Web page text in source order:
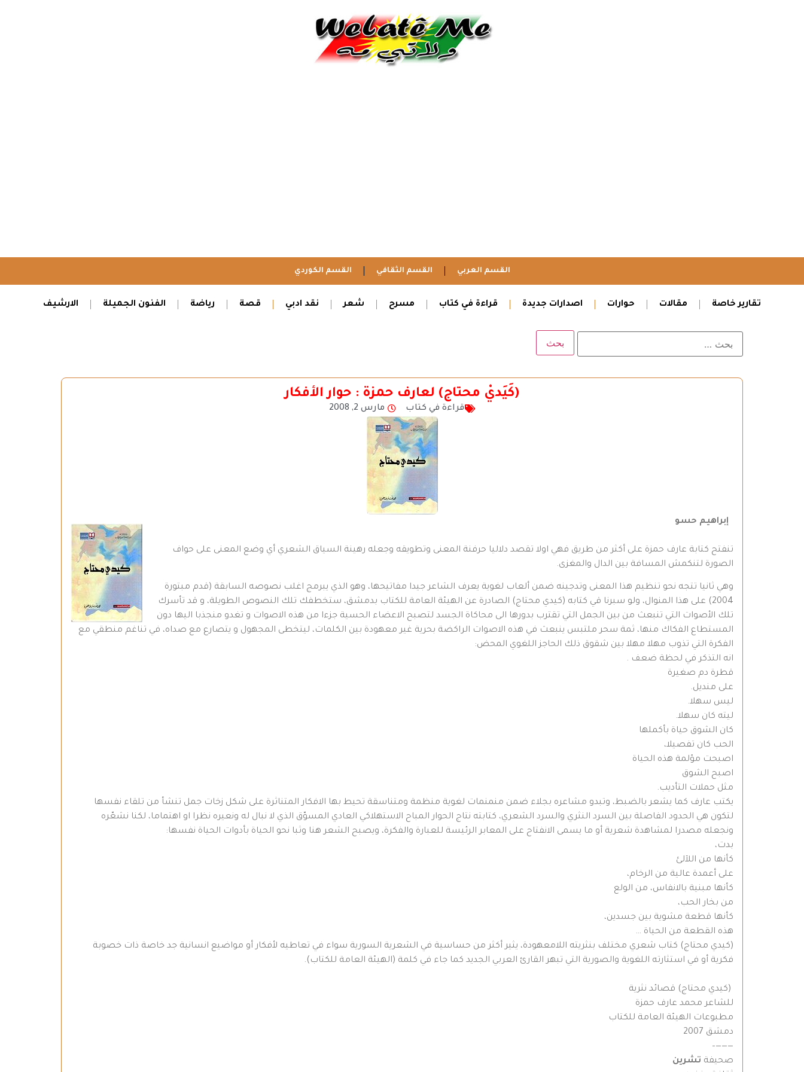
القسم العربي القسم الثقافي القسم الكوردي
تقارير خاصة مقالات حوارات اصدارات جديدة قراءة في كتاب مسرح شعر نقد ادبي قصة رياضة الفنون الجميلة الارشيف
(كَيَديْ محتاج) لعارف حمزة : حوار الأفكار
قراءة في كتاب مارس 2, 2008
إبراهيم حسو ‏
تنفتح كتابة عارف حمزة على أكثر من طريق فهي اولا تقصد دلاليا حرفنة المعنى وتطويقه وجعله رهينة السياق الشعري أي وضع المعنى على حواف
الصورة لتنكمش المسافة بين الدال والمغزى.
وهي ثانيا تتجه نحو تنظيم هذا المعنى وتدجينه ضمن ألعاب لغوية يعرف الشاعر جيدا مفاتيحها، وهو الذي يبرمج اغلب نصوصه السابقة (قدم مبتورة
2004) على هذا المنوال، ولو سبرنا قي كتابه (كيدي محتاج) الصادرة عن الهيئة العامة للكتاب بدمشق، ستخطفك تلك النصوص الطويلة، و قد تأسرك
تلك الأصوات التي تنبعث من بين الجمل التي تقترب بدورها الى محاكاة الجسد لتصبح الاعضاء الحسية جزءا من هذه الاصوات و تغدو منجذبا اليها دون
المستطاع الفكاك منها، ثمة سحر ملتبس ينبعث في هذه الاصوات الراكضة بحرية غير معهودة بين الكلمات، ليتخطى المجهول و يتصارع مع صداه، في تناغم منطقي مع
الفكرة التي تذوب مهلا مهلا بين شقوق ذلك الحاجز اللغوي المحض:
انه التذكر في لحظة ضعف . ‏
قطرة دم صغيرة ‏
على منديل. ‏
ليس سهلا. ‏
ليته كان سهلا. ‏
كان الشوق حياة بأكملها ‏
الحب كان تفصيلا، ‏
اصبحت مؤلمة هذه الحياة ‏
اصبح الشوق ‏
مثل حملات التأديب. ‏
يكتب عارف كما يشعر بالضبط، وتبدو مشاعره بجلاء ضمن منمنمات لغوية منظمة ومتناسقة تحيط بها الافكار المتناثرة على شكل زخات جمل تنشأ من تلقاء نفسها
لتكون هي الحدود الفاصلة بين السرد النثري والسرد الشعري، كتابته نتاج الحوار المباح الاستهلاكي العادي المسوّق الذي لا نبال له ونعيره نظرا او اهتماما، لكنا نشعّره
ونجعله مصدرا لمشاهدة شعرية أو ما يسمى الانفتاح على المعابر الرئيسة للعبارة والفكرة، ويصبح الشعر هنا وثبا نحو الحياة بأدوات الحياة نفسها: ‏
بدت، ‏
كأنها من اللآلئ ‏
على أعمدة عالية من الرخام، ‏
كأنها مبنية بالانفاس، من الولع ‏
من بخار الحب، ‏
كأنها قطعة مشوية بين جسدين، ‏
هذه القطعة من الحياة … ‏
(كيدي محتاج) كتاب شعري مختلف بنثريته اللامعهودة، يثير أكثر من حساسية في الشعرية السورية سواء في تعاطيه لأفكار أو مواضيع انسانية جد خاصة ذات خصوبة
فكرية أو في استثارته اللغوية والصورية التي تبهر القارئ العربي الجديد كما جاء في كلمة (الهيئة العامة للكتاب). ‏
(كيدي محتاج) قصائد نثرية ‏
للشاعر محمد عارف حمزة ‏
مطبوعات الهيئة العامة للكتاب ‏
دمشق 2007 ‏
———–
صحيفة تشرين